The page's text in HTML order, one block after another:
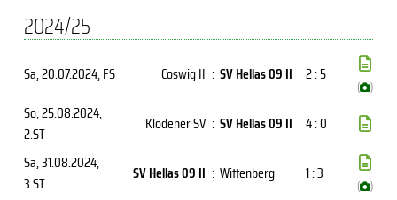
2024/25
Sa, 20.07.2024, FS Coswig II : SV Hellas 09 II 2 : 5
( )
So, 25.08.2024,
2.ST
Klödener SV : SV Hellas 09 II
4 : 0
Sa, 31.08.2024,
3.ST
SV Hellas 09 II : Wittenberg 1 : 3
( )